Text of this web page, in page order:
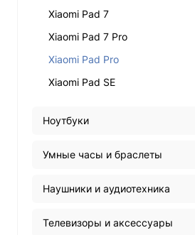
Xiaomi Pad 7
Xiaomi Pad 7 Pro
Xiaomi Pad Pro
Xiaomi Pad SE
Ноутбуки
Умные часы и браслеты
Наушники и аудиотехника
Телевизоры и аксессуары